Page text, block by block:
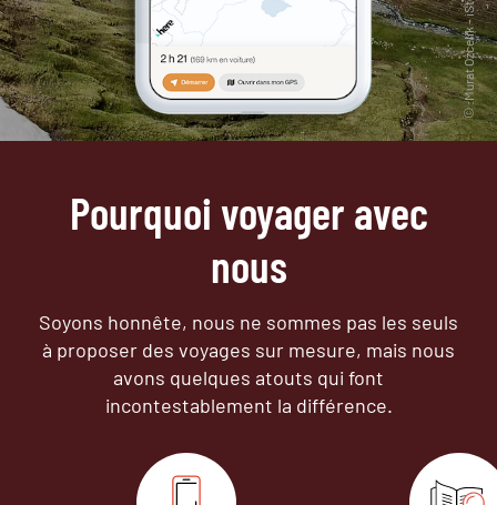
Pourquoi voyager avec
nous
Soyons honnête, nous ne sommes pas les seuls
à proposer des voyages sur mesure, mais nous
avons quelques atouts qui font
incontestablement la différence.